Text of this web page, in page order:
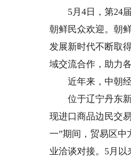
5月4日，第24届
朝鲜民众欢迎。朝
发展新时代不断取
域交流合作，助力
近年来，中朝经
位于辽宁丹东新
现进口商品边民交
一”期间，贸易区中
业洽谈对接。5月以